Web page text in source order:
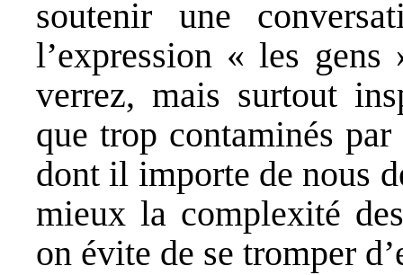
soutenir une
l’expression « les
verrez, mais surtout
que trop contaminés
dont il importe de nous
mieux la complexité
on évite de se tromper